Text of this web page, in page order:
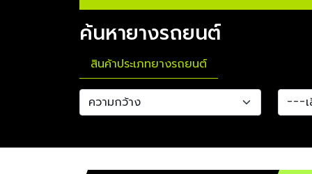
ค้นหายางรถยนต์
สินค้าประเภทยางรถยนต์